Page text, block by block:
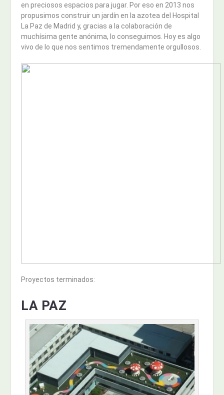
en preciosos espacios para jugar. Por eso en 2013 nos
propusimos construir un jardín en la azotea del Hospital
La Paz de Madrid y, gracias a la colaboración de
muchísima gente anónima, lo conseguimos. Hoy es algo
vivo de lo que nos sentimos tremendamente orgullosos.
Proyectos terminados:
LA PAZ